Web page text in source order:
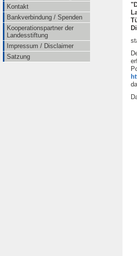
Kontakt
Bankverbindung / Spenden
Kooperationspartner der
Landesstiftung
Impressum / Disclaimer
Satzung